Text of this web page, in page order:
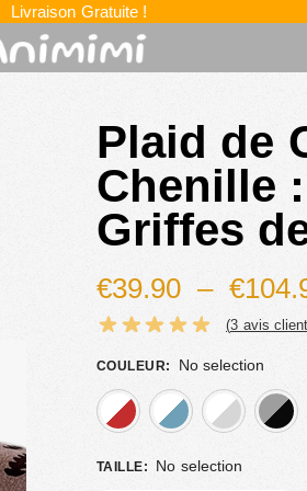
Livraison Gratuite !
Plaid de
Chenille
Griffes
€39.90 – €
(3 avis
COULEUR: No selection
beige noirblanc
TAILLE: No selection